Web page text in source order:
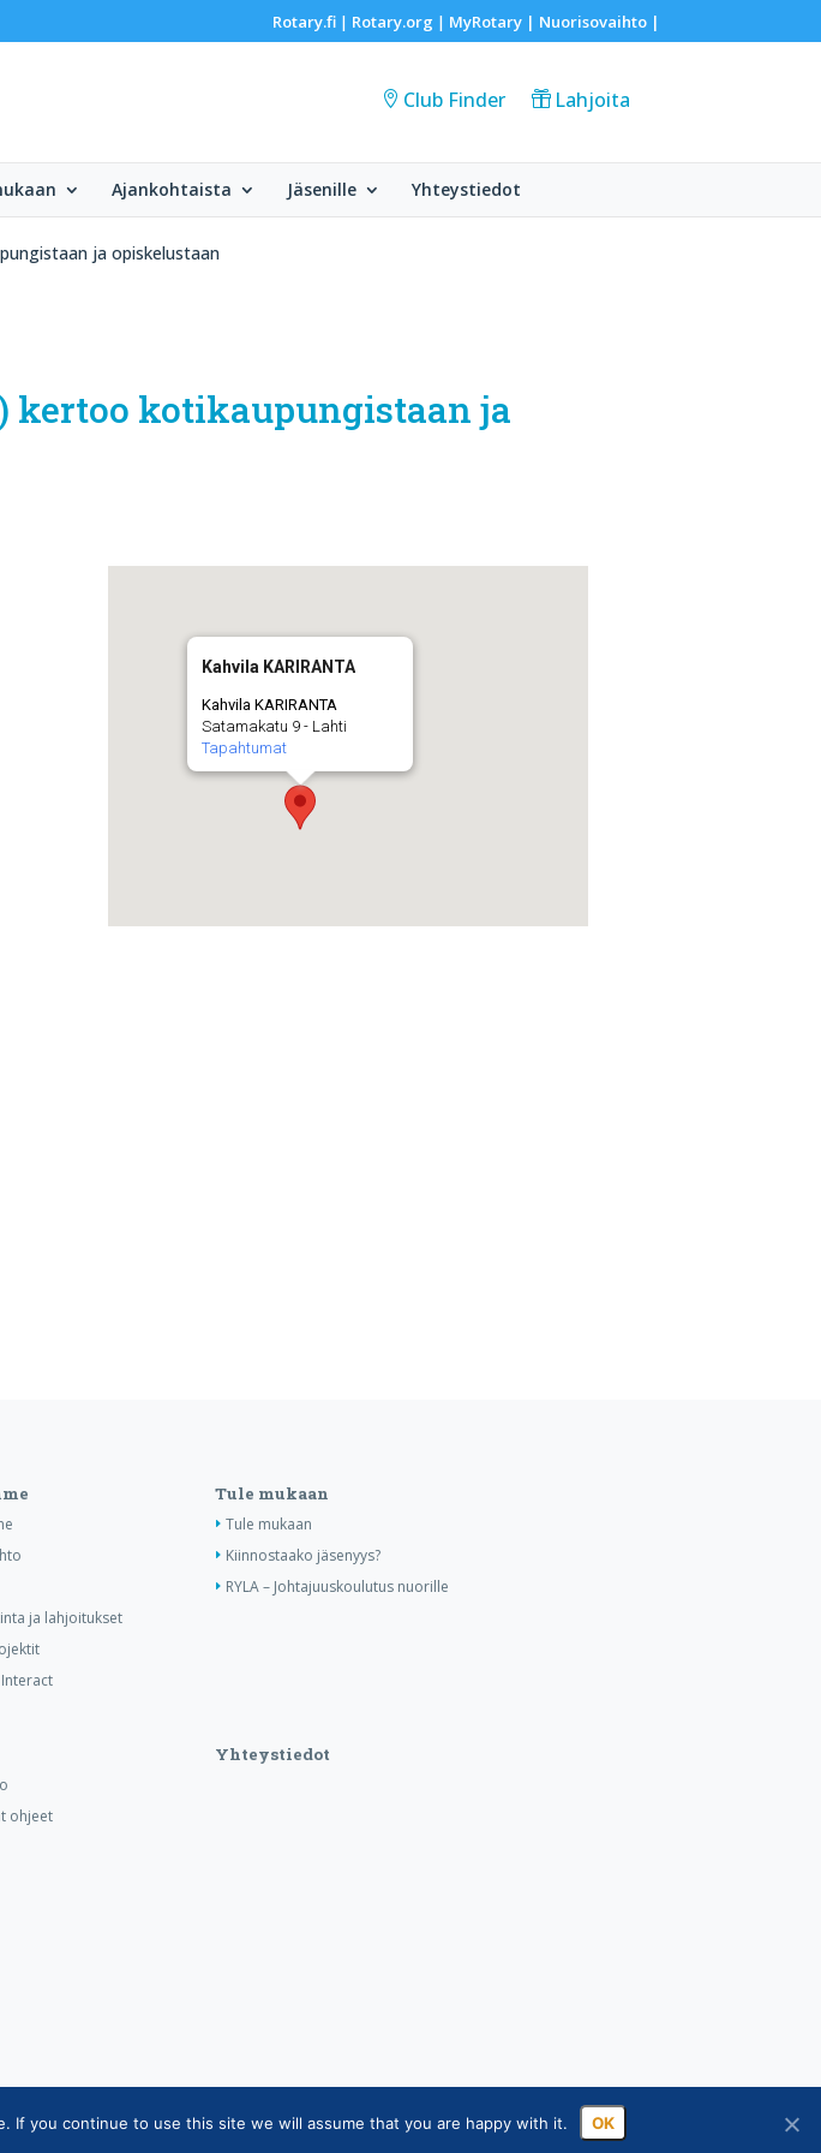
Rotary.fi| Rotary.org | MyRotary | Nuorisovaihto|
Club Finder Lahjoita
Ajankohtaista Jäsenille Yhteystiedot
ja opiskelustaan
kertoo kotikaupungistaan ja
Kahvila KARIRANTA
Kahvila KARIRANTA
Satamakatu 9 - Lahti
Tapahtumat
ja lahjoitukset
Tule mukaan
Tule mukaan
Kiinnostaako jäsenyys?
RYLA – Johtajuuskoulutus nuorille
ohjeet
Yhteystiedot
Henkilötietojen käsittely Rotarytoiminnassa
you continue to use this site we will assume that you are happy with it. OK